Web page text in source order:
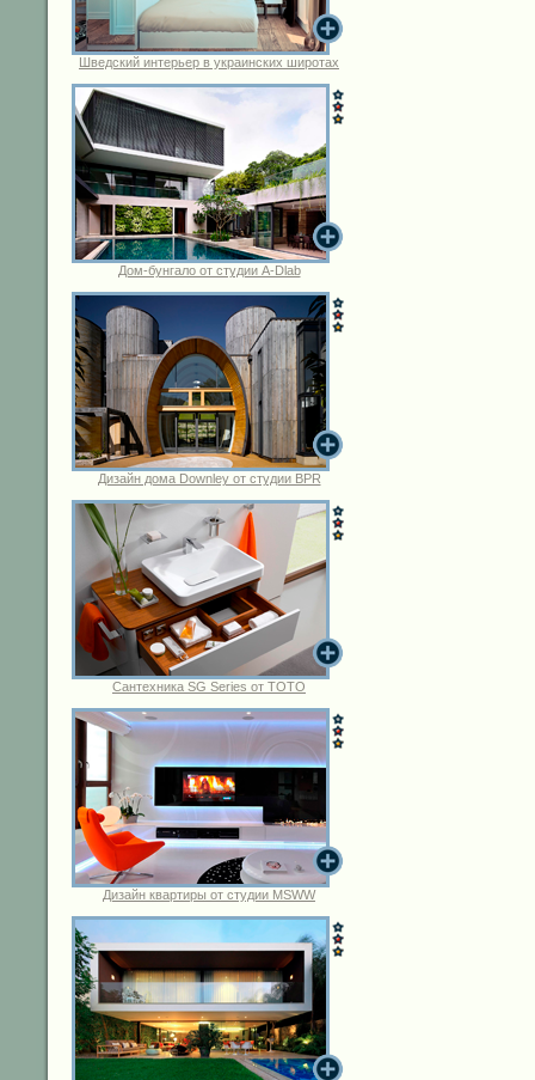
Шведский интерьер в украинских широтах
Дом-бунгало от студии A-Dlab
Дизайн дома Downley от студии BPR
Сантехника SG Series от TOTO
Дизайн квартиры от студии MSWW